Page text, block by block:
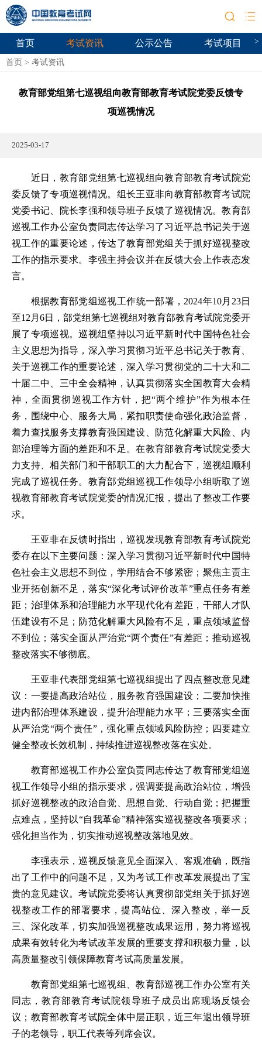
首页 考试资讯 公示公告 考试项目 >
首页 > 考试资讯
教育部党组第七巡视组向教育部教育考试院党委反馈专
项巡视情况
2025-03-17
近日，教育部党组第七巡视组向教育部教育考试院党
委反馈了专项巡视情况。组长王亚非向教育部教育考试院
党委书记、院长李强和领导班子反馈了巡视情况。教育部
巡视工作办公室负责同志传达学习了习近平总书记关于巡
视工作的重要论述，传达了教育部党组关于抓好巡视整改
工作的指示要求。李强主持会议并在反馈大会上作表态发
言。
根据教育部党组巡视工作统一部署，2024年10月23日
至12月6日，部党组第七巡视组对教育部教育考试院党委开
展了专项巡视。巡视组坚持以习近平新时代中国特色社会
主义思想为指导，深入学习贯彻习近平总书记关于教育、
关于巡视工作的重要论述，深入学习贯彻党的二十大和二
十届二中、三中全会精神，认真贯彻落实全国教育大会精
神，全面贯彻巡视工作方针，把“两个维护”作为根本任
务，围绕中心、服务大局，紧扣职责使命强化政治监督，
着力查找服务支撑教育强国建设、防范化解重大风险、内
部治理等方面的差距和不足。在教育部教育考试院党委大
力支持、相关部门和干部职工的大力配合下，巡视组顺利
完成了巡视任务。教育部党组巡视工作领导小组听取了巡
视教育部教育考试院党委的情况汇报，提出了整改工作要
求。
王亚非在反馈时指出，巡视发现教育部教育考试院党
委存在以下主要问题：深入学习贯彻习近平新时代中国特
色社会主义思想不到位，学用结合不够紧密；聚焦主责主
业开拓创新不足，落实“深化考试评价改革”重点任务有差
距；治理体系和治理能力水平现代化有差距，干部人才队
伍建设有不足；防范化解重大风险有不足，重点领域监督
不到位；落实全面从严治党“两个责任”有差距；推动巡视
整改落实不够彻底。
王亚非代表部党组第七巡视组提出了四点整改意见建
议：一要提高政治站位，服务教育强国建设；二要加快推
进内部治理体系建设，提升治理能力水平；三要落实全面
从严治党“两个责任”，强化重点领域风险防控；四要建立
健全整改长效机制，持续推进巡视整改落在实处。
教育部巡视工作办公室负责同志传达了教育部党组巡
视工作领导小组的指示要求，强调要提高政治站位，增强
抓好巡视整改的政治自觉、思想自觉、行动自觉；把握重
点难点，坚持以“自我革命”精神落实巡视整改各项要求；
强化担当作为，切实推动巡视整改落地见效。
李强表示，巡视反馈意见全面深入、客观准确，既指
出了工作中的问题不足，又为考试工作改革发展提出了宝
贵的意见建议。考试院党委将认真贯彻部党组关于抓好巡
视整改工作的部署要求，提高站位、深入整改，举一反
三、深化改革，切实加强巡视整改成果运用，努力将巡视
成果有效转化为考试改革发展的重要支撑和积极力量，以
高质量整改引领保障教育考试高质量发展。
教育部党组第七巡视组、教育部巡视工作办公室有关
同志，教育部教育考试院领导班子成员出席现场反馈会
议；教育部教育考试院全体中层正职，近三年退出领导班
子的老领导，职工代表等列席会议。